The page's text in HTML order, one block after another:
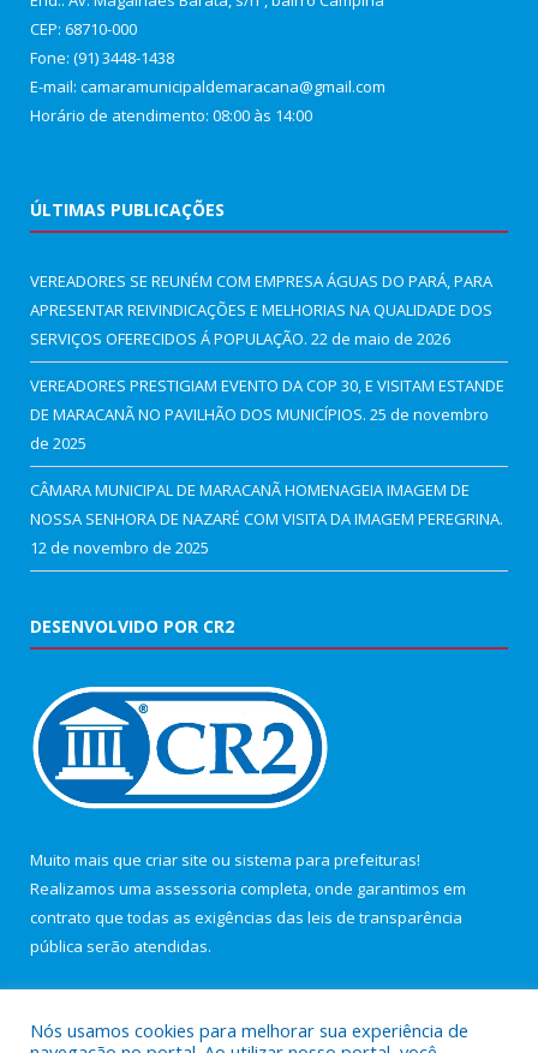
CEP: 68710-000
Fone: (91) 3448-1438
E-mail: camaramunicipaldemaracana@gmail.com
Horário de atendimento: 08:00 às 14:00
ÚLTIMAS PUBLICAÇÕES
VEREADORES SE REUNÉM COM EMPRESA ÁGUAS DO PARÁ, PARA
APRESENTAR REIVINDICAÇÕES E MELHORIAS NA QUALIDADE DOS
SERVIÇOS OFERECIDOS Á POPULAÇÃO. 22 de maio de 2026
VEREADORES PRESTIGIAM EVENTO DA COP 30, E VISITAM ESTANDE
DE MARACANÃ NO PAVILHÃO DOS MUNICÍPIOS. 25 de novembro
de 2025
CÂMARA MUNICIPAL DE MARACANÃ HOMENAGEIA IMAGEM DE
NOSSA SENHORA DE NAZARÉ COM VISITA DA IMAGEM PEREGRINA.
12 de novembro de 2025
DESENVOLVIDO POR CR2
Muito mais que criar site ou sistema para prefeituras!
Realizamos uma assessoria completa, onde garantimos em
contrato que todas as exigências das leis de transparência
pública serão atendidas.
Nós usamos cookies para melhorar sua experiência de